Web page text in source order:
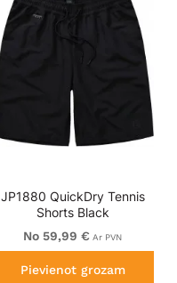
JP1880 QuickDry Tennis
Shorts Black
No 59,99 € Ar PVN
Pievienot grozam